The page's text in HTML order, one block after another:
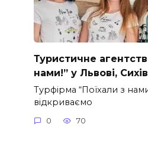
Туристичне
нами!” у Львові, Сихів
Турфірма “Поїхали з
відкриваємо
0 70